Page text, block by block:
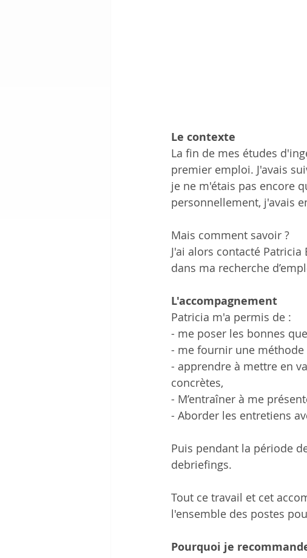
Le contexte
La fin de mes études
premier emploi. J'avais
je ne m'étais pas encore
personnellement, j'avais
Mais comment savoir ?
J'ai alors contacté
dans ma recherche
L'accompagnement
Patricia m'a permis de :
- me poser les bonnes
- me fournir une
- apprendre à mettre en
concrètes,
- M’entraîner à me
- Aborder les entretiens
Puis pendant la période
debriefings.
Tout ce travail et cet
l'ensemble des postes
Pourquoi je